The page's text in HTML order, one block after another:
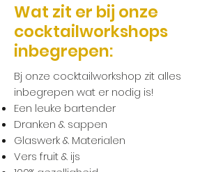
Wat zit er bij onze
cocktailworkshops
inbegrepen:
​Bj onze cocktailworkshop zit alles
inbegrepen wat er nodig is!
Een leuke bartender
Dranken & sappen
Glaswerk & Materialen
Vers fruit & ijs